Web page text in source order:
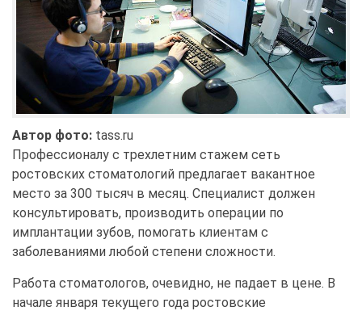
Автор фото: tass.ru
Профессионалу с трехлетним стажем сеть
ростовских стоматологий предлагает вакантное
место за 300 тысяч в месяц. Специалист должен
консультировать, производить операции по
имплантации зубов, помогать клиентам с
заболеваниями любой степени сложности.
Работа стоматологов, очевидно, не падает в цене. В
начале января текущего года ростовские